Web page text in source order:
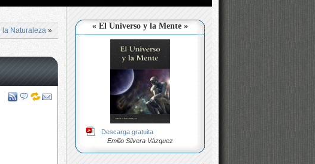
« El Universo y la Mente »
Descarga gratuita
Emilio Silvera Vázquez
la Naturaleza »